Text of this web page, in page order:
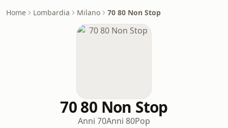
Home Lombardia Milano 70 80 Non Stop
70 80 Non Stop
Anni 70Anni 80Pop